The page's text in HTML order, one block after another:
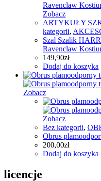
Zobacz
ARTYKUŁY
kategorii,
Szal Szalik
Ravenclaw
149,90zł
Dodaj do koszyka
Zobacz
Zobacz
Bez kategorii,
Obrus
200,00zł
Dodaj do koszyka
licencje